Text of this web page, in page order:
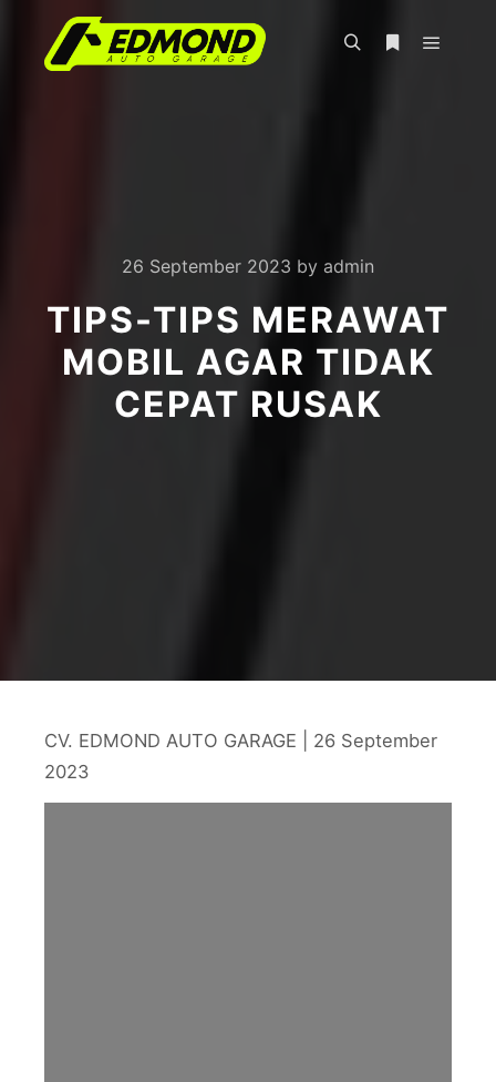
26 September 2023 by admin
TIPS-TIPS MERAWAT
MOBIL AGAR TIDAK
CEPAT RUSAK
CV. EDMOND AUTO GARAGE | 26 September
2023